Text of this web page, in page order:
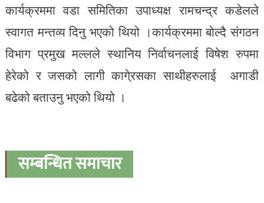
कार्यक्रममा वडा समितिका उपाध्यक्ष रामचन्द्र कडेलले
स्वागत मन्तव्य दिनु भएको थियो ।कार्यक्रममा बोल्दै संगठन
विभाग प्रमुख मल्लले स्थानिय निर्वाचनलाई विषेश रुपमा
हेरेको र जसको लागी कागे्रसका साथीहरुलाई अगाडी
बढेको बताउनु भएको थियो ।
सम्बन्धित समाचार